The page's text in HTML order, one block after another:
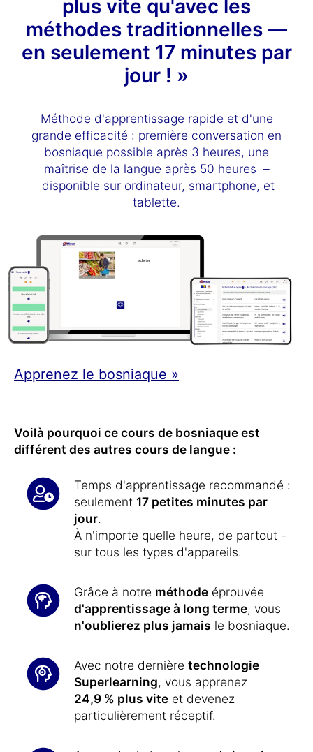
plus vite qu'avec les
méthodes traditionnelles —
en seulement 17 minutes par
jour ! »
Méthode d'apprentissage rapide et d'une
grande efficacité : première conversation en
bosniaque possible après 3 heures, une
maîtrise de la langue après 50 heures –
disponible sur ordinateur, smartphone, et
tablette.
Apprenez le bosniaque »
Voilà pourquoi ce cours de bosniaque est
différent des autres cours de langue :
Temps d'apprentissage recommandé :
seulement 17 petites minutes par
jour.
À n'importe quelle heure, de partout -
sur tous les types d'appareils.
Grâce à notre méthode éprouvée
d'apprentissage à long terme, vous
n'oublierez plus jamais le bosniaque.
Avec notre dernière technologie
Superlearning, vous apprenez
24,9 % plus vite et devenez
particulièrement réceptif.